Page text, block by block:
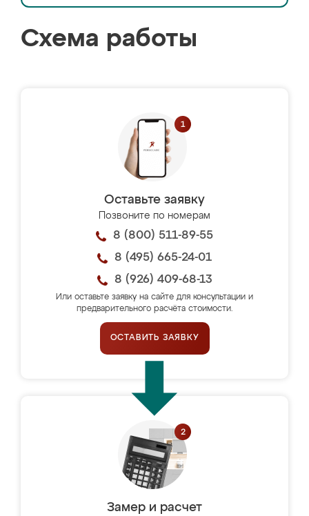
Схема работы
Оставьте заявку
Позвоните по номерам
8 (800) 511-89-55
8 (495) 665-24-01
8 (926) 409-68-13
Или оставьте заявку на сайте для консультации и
предварительного расчёта стоимости.
ОСТАВИТЬ ЗАЯВКУ
Замер и расчет